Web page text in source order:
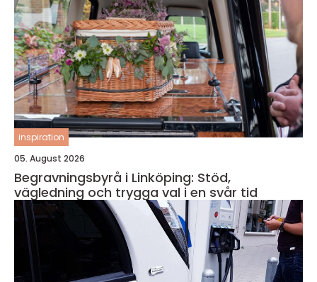
inspiration
05. August 2026
Begravningsbyrå i Linköping: Stöd,
vägledning och trygga val i en svår tid